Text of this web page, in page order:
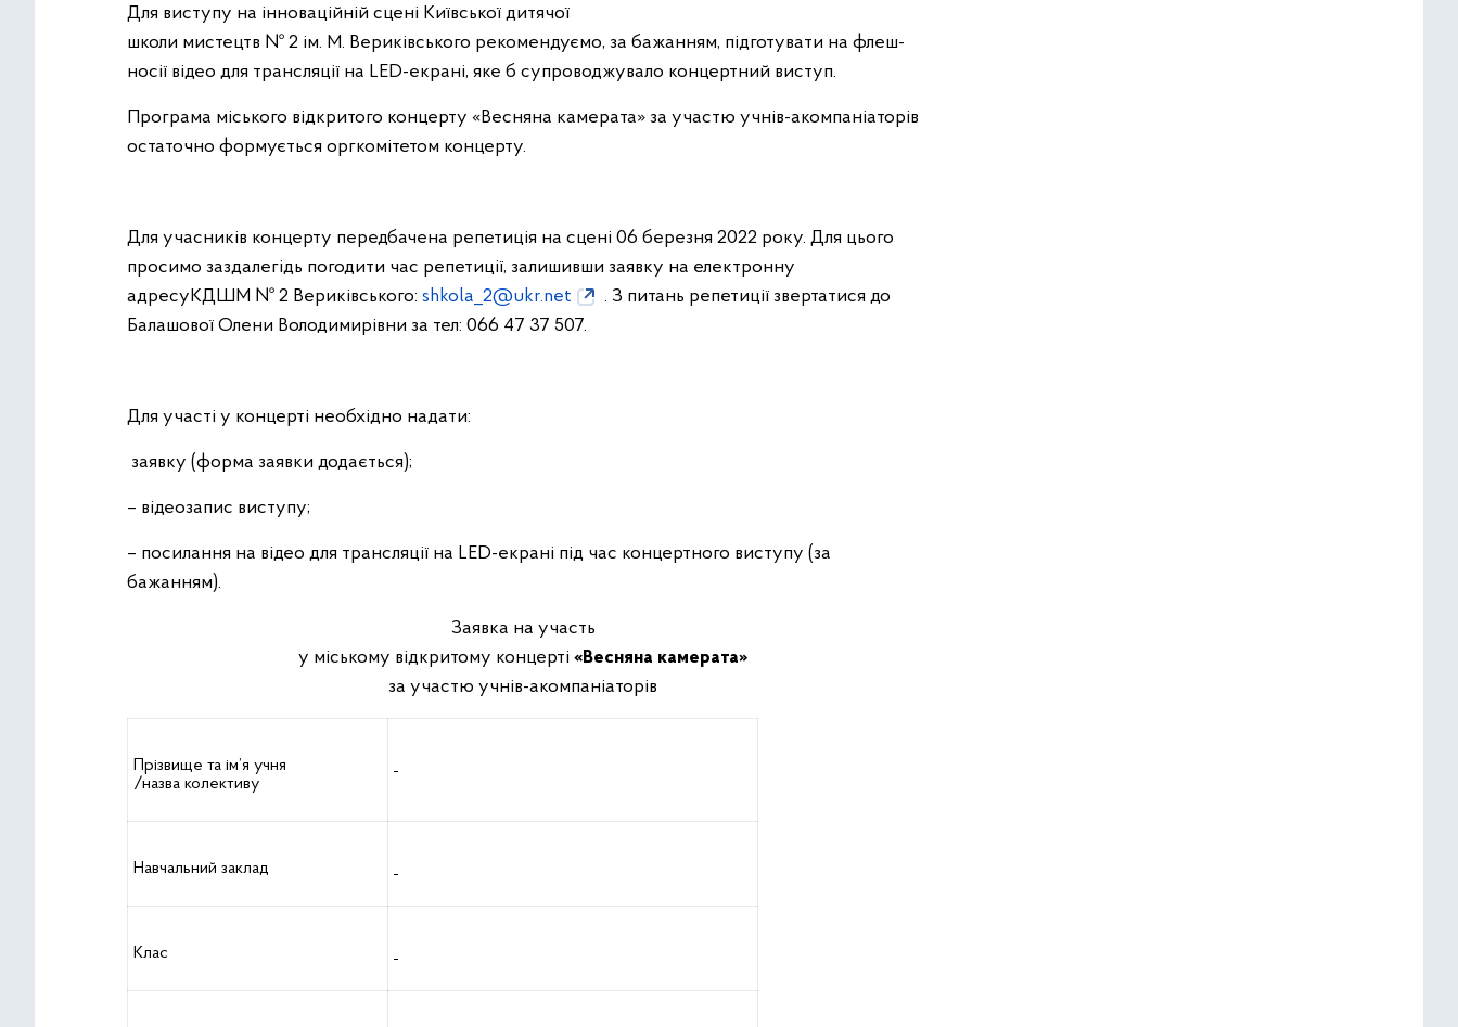
Для виступу на інноваційній сцені Київської дитячої
школи мистецтв № 2 ім. М. Вериківського рекомендуємо, за бажанням, підготувати на флеш-
носії відео для трансляції на LED-екрані, яке б супроводжувало концертний виступ.
Програма міського відкритого концерту «Весняна камерата» за участю учнів-акомпаніаторів
остаточно формується оргкомітетом концерту.
Для учасників концерту передбачена репетиція на сцені 06 березня 2022 року. Для цього
просимо заздалегідь погодити час репетиції, залишивши заявку на електронну
адресуКДШМ № 2 Вериківського: shkola_2@ukr.net
. З питань репетиції звертатися до
Балашової Олени Володимирівни за тел: 066 47 37 507.
Для участі у концерті необхідно надати:
­ заявку (форма заявки додається);
– відеозапис виступу;
– посилання на відео для трансляції на LED-екрані під час концертного виступу (за
бажанням).
Заявка на участь
у міському відкритому концерті «Весняна камерата»
за участю учнів-акомпаніаторів
Прізвище та ім’я учня
/назва колективу
Навчальний заклад
Клас